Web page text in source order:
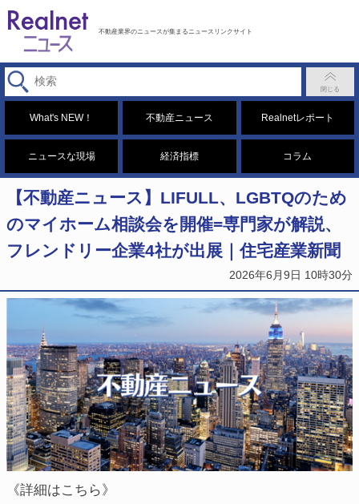
不動産業界のニュースが集まるニュースリンクサイト
What's NEW！ 不動産ニュース Realnetレポート
ニュースな現場 経済指標 コラム
【不動産ニュース】LIFULL、LGBTQのため
のマイホーム相談会を開催=専門家が解説、
フレンドリー企業4社が出展｜住宅産業新聞
2026年6月9日 10時30分
《詳細はこちら》